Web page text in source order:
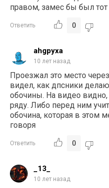
правом, замес бы был
Ответить 0
ahgpyxa
10 лет назад
Проезжал это место
видел, как дпсники
обочины. На видео
ряду. Либо перед ним
обочина, которая в этом
говоря
Ответить 0
_13_
10 лет назад